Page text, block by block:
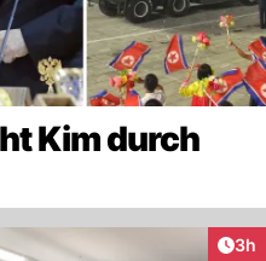
Kim durch
3h